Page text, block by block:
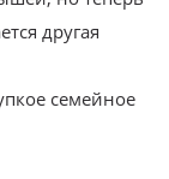
другая
семейное